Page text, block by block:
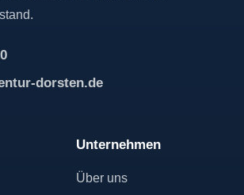
dorsten.de
Unternehmen
Über uns